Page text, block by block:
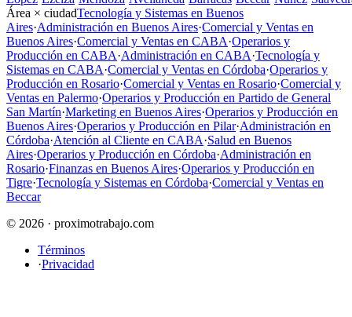
Área × ciudadTecnología y Sistemas en Buenos
Aires·Administración en Buenos Aires·Comercial y Ventas en
Buenos Aires·Comercial y Ventas en CABA·Operarios y
Producción en CABA·Administración en CABA·Tecnología y
Sistemas en CABA·Comercial y Ventas en Córdoba·Operarios y
Producción en Rosario·Comercial y Ventas en Rosario·Comercial y
Ventas en Palermo·Operarios y Producción en Partido de General
San Martín·Marketing en Buenos Aires·Operarios y Producción en
Buenos Aires·Operarios y Producción en Pilar·Administración en
Córdoba·Atención al Cliente en CABA·Salud en Buenos
Aires·Operarios y Producción en Córdoba·Administración en
Rosario·Finanzas en Buenos Aires·Operarios y Producción en
Tigre·Tecnología y Sistemas en Córdoba·Comercial y Ventas en
Beccar
© 2026 · proximotrabajo.com
Términos
·Privacidad